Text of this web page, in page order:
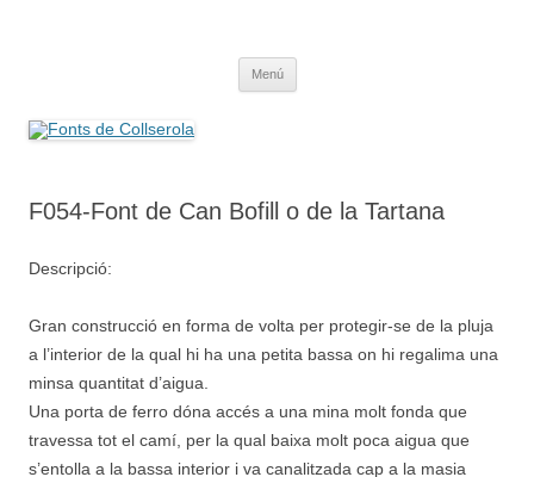
Menú
F054-Font de Can Bofill o de la Tartana
Descripció:
Gran construcció en forma de volta per protegir-se de la pluja
a l’interior de la qual hi ha una petita bassa on hi regalima una
minsa quantitat d’aigua.
Una porta de ferro dóna accés a una mina molt fonda que
travessa tot el camí, per la qual baixa molt poca aigua que
s’entolla a la bassa interior i va canalitzada cap a la masia